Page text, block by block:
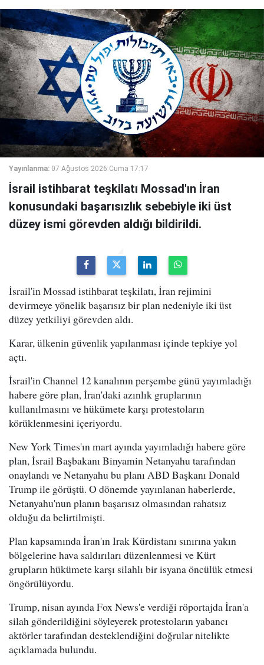
Yayınlanma: 07 Ağustos 2026 Cuma 17:17
İsrail istihbarat teşkilatı Mossad'ın İran
konusundaki başarısızlık sebebiyle iki üst
düzey ismi görevden aldığı bildirildi.
İsrail'in Mossad istihbarat teşkilatı, İran rejimini
devirmeye yönelik başarısız bir plan nedeniyle iki üst
düzey yetkiliyi görevden aldı.
Karar, ülkenin güvenlik yapılanması içinde tepkiye yol
açtı.
İsrail'in Channel 12 kanalının perşembe günü yayımladığı
habere göre plan, İran'daki azınlık gruplarının
kullanılmasını ve hükümete karşı protestoların
körüklenmesini içeriyordu.
New York Times'ın mart ayında yayımladığı habere göre
plan, İsrail Başbakanı Binyamin Netanyahu tarafından
onaylandı ve Netanyahu bu planı ABD Başkanı Donald
Trump ile görüştü. O dönemde yayınlanan haberlerde,
Netanyahu'nun planın başarısız olmasından rahatsız
olduğu da belirtilmişti.
Plan kapsamında İran'ın Irak Kürdistanı sınırına yakın
bölgelerine hava saldırıları düzenlenmesi ve Kürt
grupların hükümete karşı silahlı bir isyana öncülük etmesi
öngörülüyordu.
Trump, nisan ayında Fox News'e verdiği röportajda İran'a
silah gönderildiğini söyleyerek protestoların yabancı
aktörler tarafından desteklendiğini doğrular nitelikte
açıklamada bulundu.